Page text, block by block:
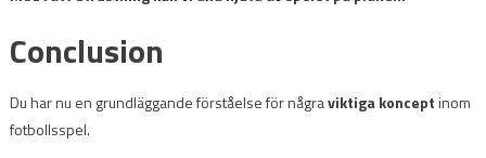
Conclusion
Du har nu en grundläggande förståelse för någraviktiga konceptinom
fotbollsspel.